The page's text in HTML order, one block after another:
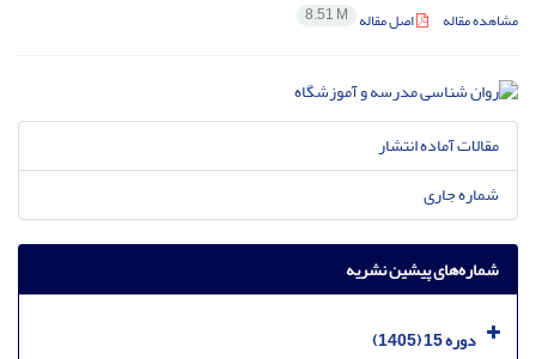
مشاهده مقاله اصل مقاله 8.51 M
مقالات آماده انتشار
شماره جاری
شماره‌های پیشین نشریه
دوره 15 (1405)